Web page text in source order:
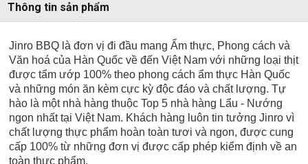
Thông tin sản phẩm
Jinro BBQ là đơn vị đi đầu mang Ẩm thực, Phong cách và
Văn hoá của Hàn Quốc về đến Việt Nam với những loại thịt
được tẩm ướp 100% theo phong cách ẩm thực Hàn Quốc
và những món ăn kèm cực kỳ độc đáo và chất lượng. Tự
hào là một nhà hàng thuộc Top 5 nhà hàng Lẩu - Nướng
ngon nhất tại Việt Nam. Khách hàng luôn tin tưởng Jinro vì
chất lượng thực phẩm hoàn toàn tươi và ngon, được cung
cấp 100% từ những đơn vị được cấp phép kiểm định về an
toàn thực phẩm.